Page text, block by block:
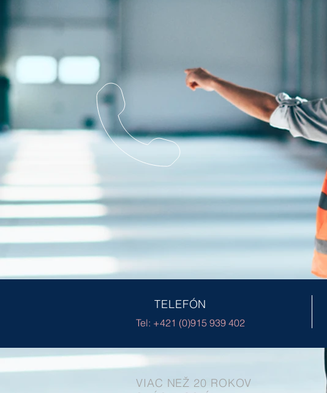
TELEFÓN
Tel: +421 (0)915 939 402
VIAC NEŽ 20 ROKOV